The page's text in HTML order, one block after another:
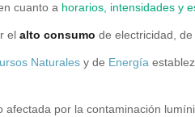
cuanto a horarios, intensidades y
el alto consumo de electricidad,
Naturales y de Energía
por la contaminación